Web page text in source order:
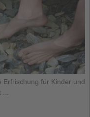
Erfrischung für Kinder und
...